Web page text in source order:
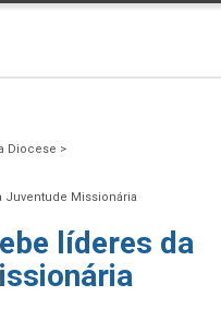
Diocese >
Juventude Missionária
líderes da